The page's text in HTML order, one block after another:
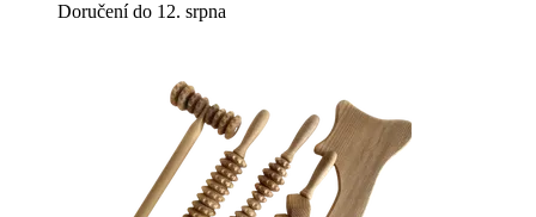
Doručení do 12. srpna